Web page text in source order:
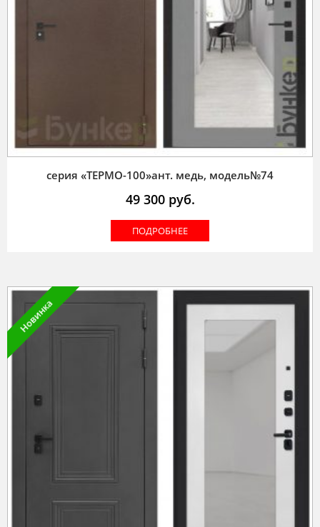
серия «ТЕРМО-100»ант. медь, модель№74
49 300руб.
ПОДРОБНЕЕ
Новинка